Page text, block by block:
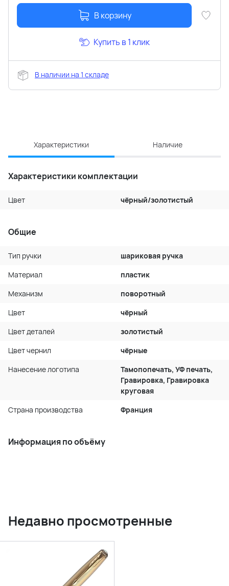
В корзину
Купить в 1 клик
В наличии на 1 складе
Характеристики Наличие
Характеристики комплектации
Цвет чёрный/золотистый
Общие
Тип ручки
шариковая ручка
Материал
пластик
Механизм
поворотный
Цвет
чёрный
Цвет деталей
золотистый
Цвет чернил
чёрные
Нанесение логотипа
Тамопопечать, УФ печать,
Гравировка, Гравировка
круговая
Страна производства
Франция
Информация по объёму
Недавно просмотренные